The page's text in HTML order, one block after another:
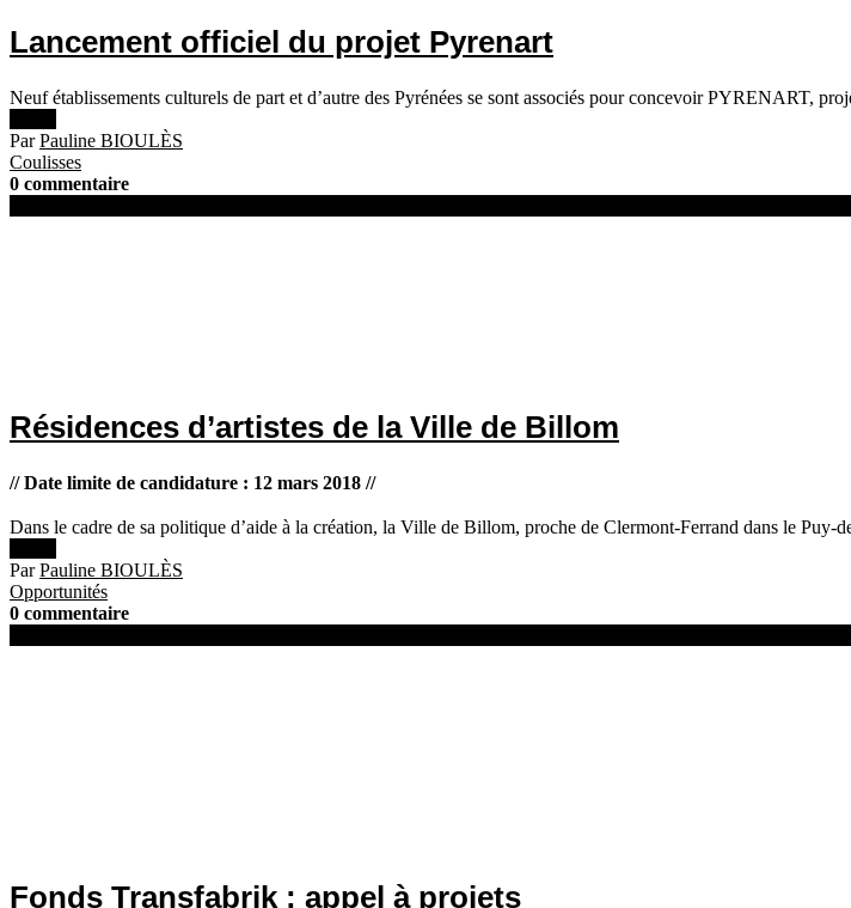
Lancement officiel du projet Pyrenart
Neuf établissements culturels de part et d’autre des Pyrénées se sont associés pour concevoir PYRENART,
ParPauline BIOULÈS
Coulisses
0 commentaire
Résidences d’artistes de la Ville de Billom
// Date limite de candidature : 12 mars 2018 //
Dans le cadre de sa politique d’aide à la création, la Ville de Billom, proche de Clermont-Ferrand dans le
ParPauline BIOULÈS
Opportunités
0 commentaire
Fonds Transfabrik : appel à projets